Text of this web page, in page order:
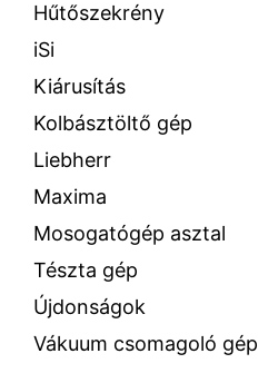
Hűtőszekrény
iSi
Kiárusítás
Kolbásztöltő gép
Liebherr
Maxima
Mosogatógép asztal
Tészta gép
Újdonságok
Vákuum csomagoló gép